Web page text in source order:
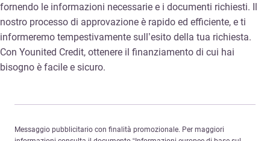
fornendo le informazioni necessarie e i documenti richiesti. Il
nostro processo di approvazione è rapido ed efficiente, e ti
informeremo tempestivamente sull’esito della tua richiesta.
Con Younited Credit, ottenere il finanziamento di cui hai
bisogno è facile e sicuro.
Messaggio pubblicitario con finalità promozionale. Per maggiori